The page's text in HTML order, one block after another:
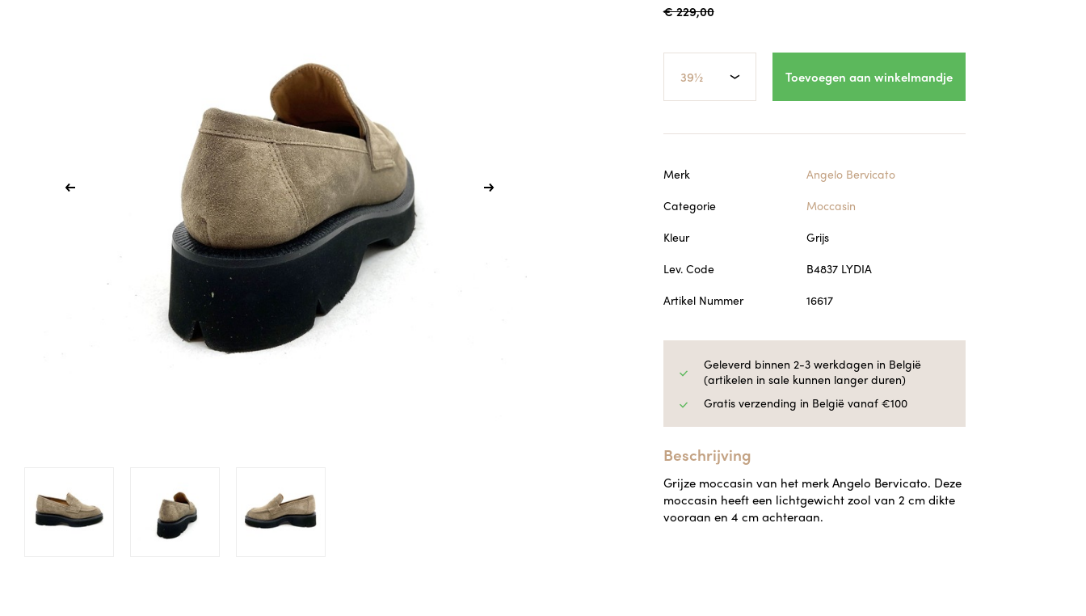
€ 229,00
Toevoegen aan winkelmandje
Merk
Angelo Bervicato
Categorie
Moccasin
Kleur
Grijs
Lev. Code
B4837 LYDIA
Artikel Nummer
16617
Geleverd binnen 2-3 werkdagen in België
(artikelen in sale kunnen langer duren)
Gratis verzending in België vanaf €100
Beschrijving
Grijze moccasin van het merk Angelo Bervicato. Deze
moccasin heeft een lichtgewicht zool van 2 cm dikte
vooraan en 4 cm achteraan.